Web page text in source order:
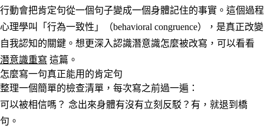
行動會把肯定句從一個句子變成一個身體記住的事實。這個過程
心理學叫「行為一致性」（behavioral congruence），是真正改變
自我認知的關鍵。想更深入認識潛意識怎麼被改寫，可以看看
潛意識重寫 這篇。
怎麼寫一句真正能用的肯定句
整理一個簡單的檢查清單，每次寫之前過一遍：
可以被相信嗎？ 念出來身體有沒有立刻反駁？有，就退到橋
句。